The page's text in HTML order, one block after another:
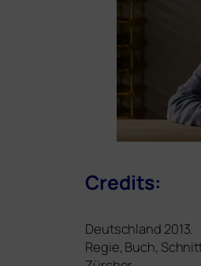
Credits:
Deutschland 2013.
Regie, Buch,